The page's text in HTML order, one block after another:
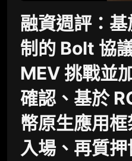
融資週評：
制的 Bolt 協
MEV 挑戰並
確認、基於
幣原生應用
入場、再質